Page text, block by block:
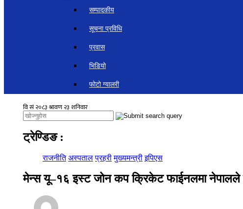
सम्पादकीय
सूचना प्रविधि
प्रवास
भिडियो
फोटो ग्यालरी
ट्रेण्डिङ :
राजनीति अस्पताल प्रहरी मुख्यमन्त्री इपिएस
मेन्स यू–१६ इस्ट जोन कप क्रिकेट फाईनलमा नेपालले